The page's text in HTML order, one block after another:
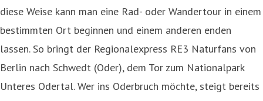
diese Weise kann man eine Rad- oder Wandertour in einem
bestimmten Ort beginnen und einem anderen enden
lassen. So bringt der Regionalexpress RE3 Naturfans von
Berlin nach Schwedt (Oder), dem Tor zum Nationalpark
Unteres Odertal. Wer ins Oderbruch möchte, steigt bereits